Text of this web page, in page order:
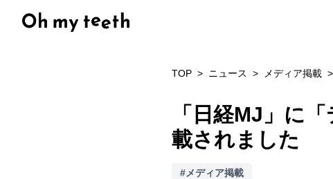
TOP ニュース メディア掲載
「日経MJ」に
載されました
#メディア掲載